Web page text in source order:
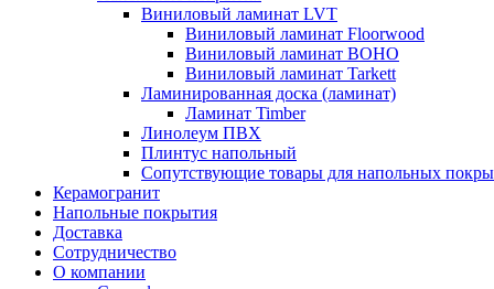
Виниловый ламинат LVT
Виниловый ламинат Floorwood
Виниловый ламинат BOHO
Виниловый ламинат Tarkett
Ламинированная доска (ламинат)
Ламинат Timber
Линолеум ПВХ
Плинтус напольный
Сопутствующие товары для напольных
Керамогранит
Напольные покрытия
Доставка
Сотрудничество
О компании